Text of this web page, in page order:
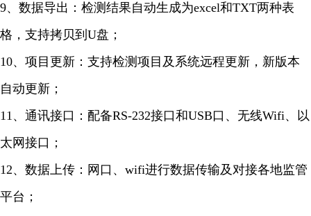
9、数据导出：检测结果自动生成为excel和TXT两种表
格，支持拷贝到U盘；
10、项目更新：支持检测项目及系统远程更新，新版本
自动更新；
11、通讯接口：配备RS-232接口和USB口、无线Wifi、以
太网接口；
12、数据上传：网口、wifi进行数据传输及对接各地监管
平台；